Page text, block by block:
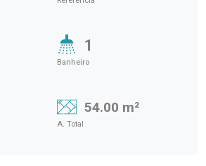
1
Banheiro
54.00 m²
A. Total